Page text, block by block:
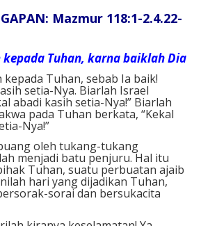
Mazmur 118:1-2.4.22-
Tuhan, karna baiklah Dia
Tuhan, sebab Ia baik!
setia-Nya. Biarlah Israel
abadi kasih setia-Nya!” Biarlah
pada Tuhan berkata, “Kekal
Nya!”
oleh tukang-tukang
menjadi batu penjuru. Hal itu
Tuhan, suatu perbuatan ajaib
hari yang dijadikan Tuhan,
sorai dan bersukacita